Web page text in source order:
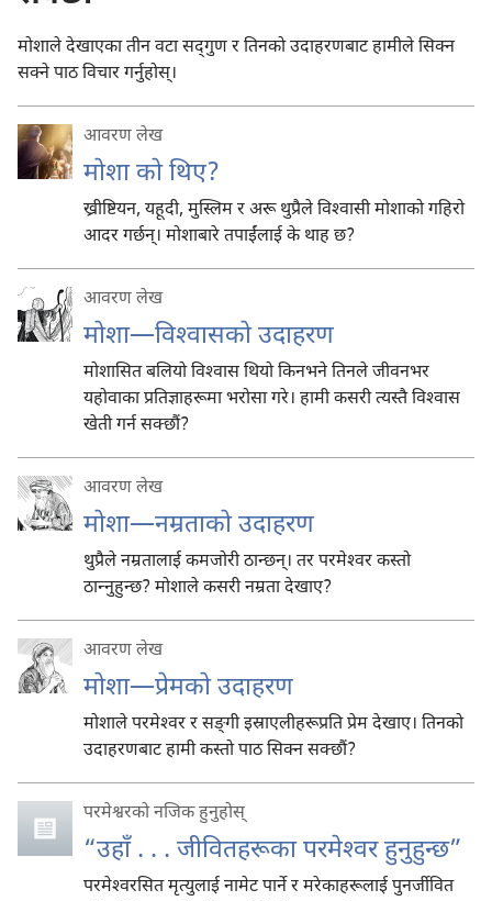
मोशाले देखाएका तीन वटा सद्‌गुण र तिनको उदाहरणबाट हामीले सिक्न
सक्ने पाठ विचार गर्नुहोस्‌।
आवरण लेख
मोशा को थिए?
ख्रीष्टियन, यहूदी, मुस्लिम र अरू थुप्रैले विश्‍वासी मोशाको गहिरो
आदर गर्छन्‌। मोशाबारे तपाईंलाई के थाह छ?
आवरण लेख
मोशा—विश्‍वासको उदाहरण
मोशासित बलियो विश्‍वास थियो किनभने तिनले जीवनभर
यहोवाका प्रतिज्ञाहरूमा भरोसा गरे। हामी कसरी त्यस्तै विश्‍वास
खेती गर्न सक्छौं?
आवरण लेख
मोशा—नम्रताको उदाहरण
थुप्रैले नम्रतालाई कमजोरी ठान्छन्‌। तर परमेश्‍वर कस्तो
ठान्‍नुहुन्छ? मोशाले कसरी नम्रता देखाए?
आवरण लेख
मोशा—प्रेमको उदाहरण
मोशाले परमेश्‍वर र सङ्‌गी इस्राएलीहरूप्रति प्रेम देखाए। तिनको
उदाहरणबाट हामी कस्तो पाठ सिक्न सक्छौं?
परमेश्वरको नजिक हुनुहोस्
“उहाँ . . . जीवितहरूका परमेश्‍वर हुनुहुन्छ”
परमेश्‍वरसित मृत्युलाई नामेट पार्ने र मरेकाहरूलाई पुनर्जीवित